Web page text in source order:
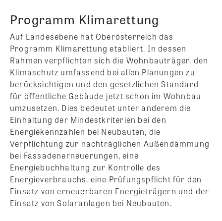
Programm Klimarettung
Auf Landesebene hat Oberösterreich das
Programm Klimarettung etabliert. In dessen
Rahmen verpflichten sich die Wohnbauträger, den
Klimaschutz umfassend bei allen Planungen zu
berücksichtigen und den gesetzlichen Standard
für öffentliche Gebäude jetzt schon im Wohnbau
umzusetzen. Dies bedeutet unter anderem die
Einhaltung der Mindestkriterien bei den
Energiekennzahlen bei Neubauten, die
Verpflichtung zur nachträglichen Außendämmung
bei Fassadenerneuerungen, eine
Energiebuchhaltung zur Kontrolle des
Energieverbrauchs, eine Prüfungspflicht für den
Einsatz von erneuerbaren Energieträgern und der
Einsatz von Solaranlagen bei Neubauten.